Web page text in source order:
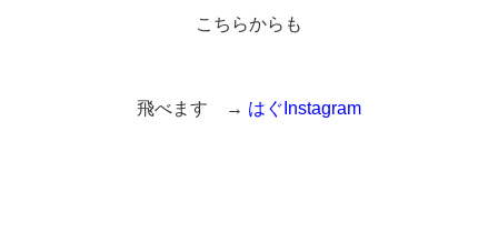
こちらからも
飛べます → はぐInstagram